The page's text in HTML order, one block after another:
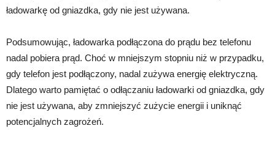
ładowarkę od gniazdka, gdy nie jest używana.
Podsumowując, ładowarka podłączona do prądu bez telefonu
nadal pobiera prąd. Choć w mniejszym stopniu niż w przypadku,
gdy telefon jest podłączony, nadal zużywa energię elektryczną.
Dlatego warto pamiętać o odłączaniu ładowarki od gniazdka, gdy
nie jest używana, aby zmniejszyć zużycie energii i uniknąć
potencjalnych zagrożeń.